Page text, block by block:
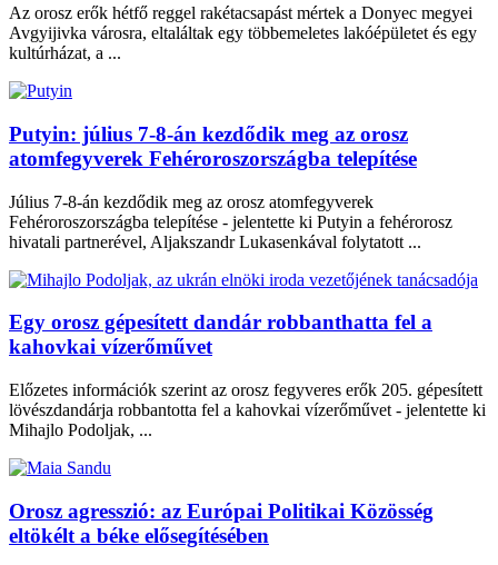
Az orosz erők hétfő reggel rakétacsapást mértek a Donyec megyei
Avgyijivka városra, eltaláltak egy többemeletes lakóépületet és egy
kultúrházat, a ...
Putyin: július 7-8-án kezdődik meg az orosz
atomfegyverek Fehéroroszországba telepítése
Július 7-8-án kezdődik meg az orosz atomfegyverek
Fehéroroszországba telepítése - jelentette ki Putyin a fehérorosz
hivatali partnerével, Aljakszandr Lukasenkával folytatott ...
Egy orosz gépesített dandár robbanthatta fel a
kahovkai vízerőművet
Előzetes információk szerint az orosz fegyveres erők 205. gépesített
lövészdandárja robbantotta fel a kahovkai vízerőművet - jelentette ki
Mihajlo Podoljak, ...
Orosz agresszió: az Európai Politikai Közösség
eltökélt a béke elősegítésében